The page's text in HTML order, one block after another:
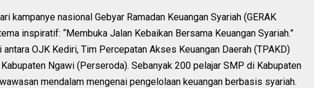
kampanye nasional Gebyar Ramadan Keuangan Syariah (GERAK
inspiratif: “Membuka Jalan Kebaikan Bersama Keuangan Syariah.”
OJK Kediri, Tim Percepatan Akses Keuangan Daerah (TPAKD)
Ngawi (Perseroda). Sebanyak 200 pelajar SMP di Kabupaten
mendalam mengenai pengelolaan keuangan berbasis syariah.